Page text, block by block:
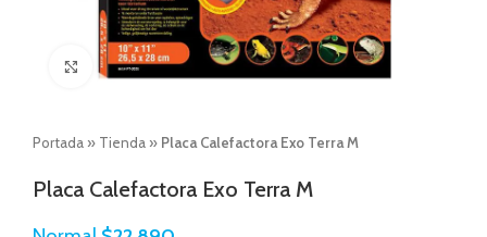
Click to enlarge
Portada » Tienda » Placa Calefactora Exo Terra M
Placa Calefactora Exo Terra M